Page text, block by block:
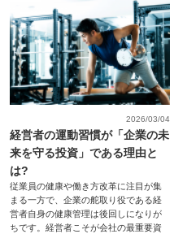
2026/03/04
経営者の運動習慣が「企業の未
来を守る投資」である理由と
は?
従業員の健康や働き方改革に注目が集
まる一方で、企業の舵取り役である経
営者自身の健康管理は後回しになりが
ちです。経営者こそが会社の最重要資